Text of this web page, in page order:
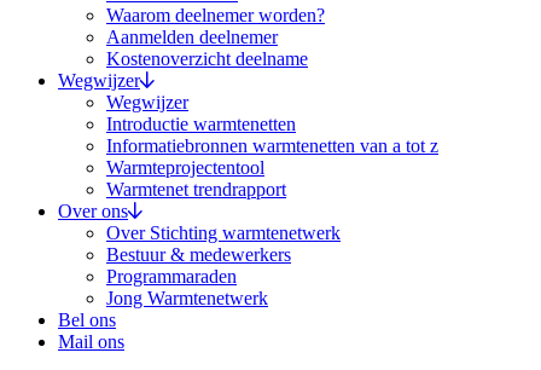
Waarom deelnemer worden?
Aanmelden deelnemer
Kostenoverzicht deelname
Wegwijzer
Wegwijzer
Introductie warmtenetten
Informatiebronnen warmtenetten van a tot z
Warmteprojectentool
Warmtenet trendrapport
Over ons
Over Stichting warmtenetwerk
Bestuur & medewerkers
Programmaraden
Jong Warmtenetwerk
Bel ons
Mail ons